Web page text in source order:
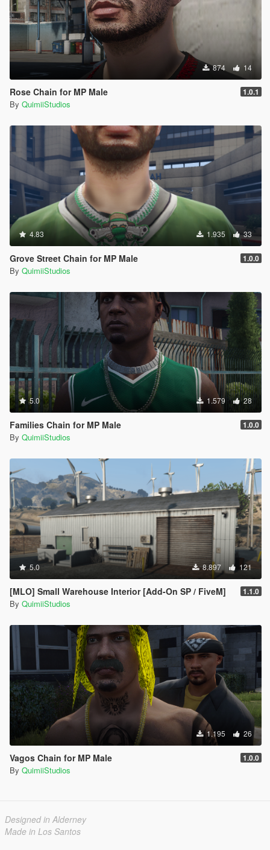
874 14
Rose Chain for MP Male 1.0.1
By QuimiiStudios
4.83 1.935 33
Grove Street Chain for MP Male 1.0.0
By QuimiiStudios
5.0 1.579 28
Families Chain for MP Male 1.0.0
By QuimiiStudios
5.0 8.897 121
[MLO] Small Warehouse Interior [Add-On SP / FiveM] 1.1.0
By QuimiiStudios
1.195 26
Vagos Chain for MP Male 1.0.0
By QuimiiStudios
Designed in Alderney
Made in Los Santos